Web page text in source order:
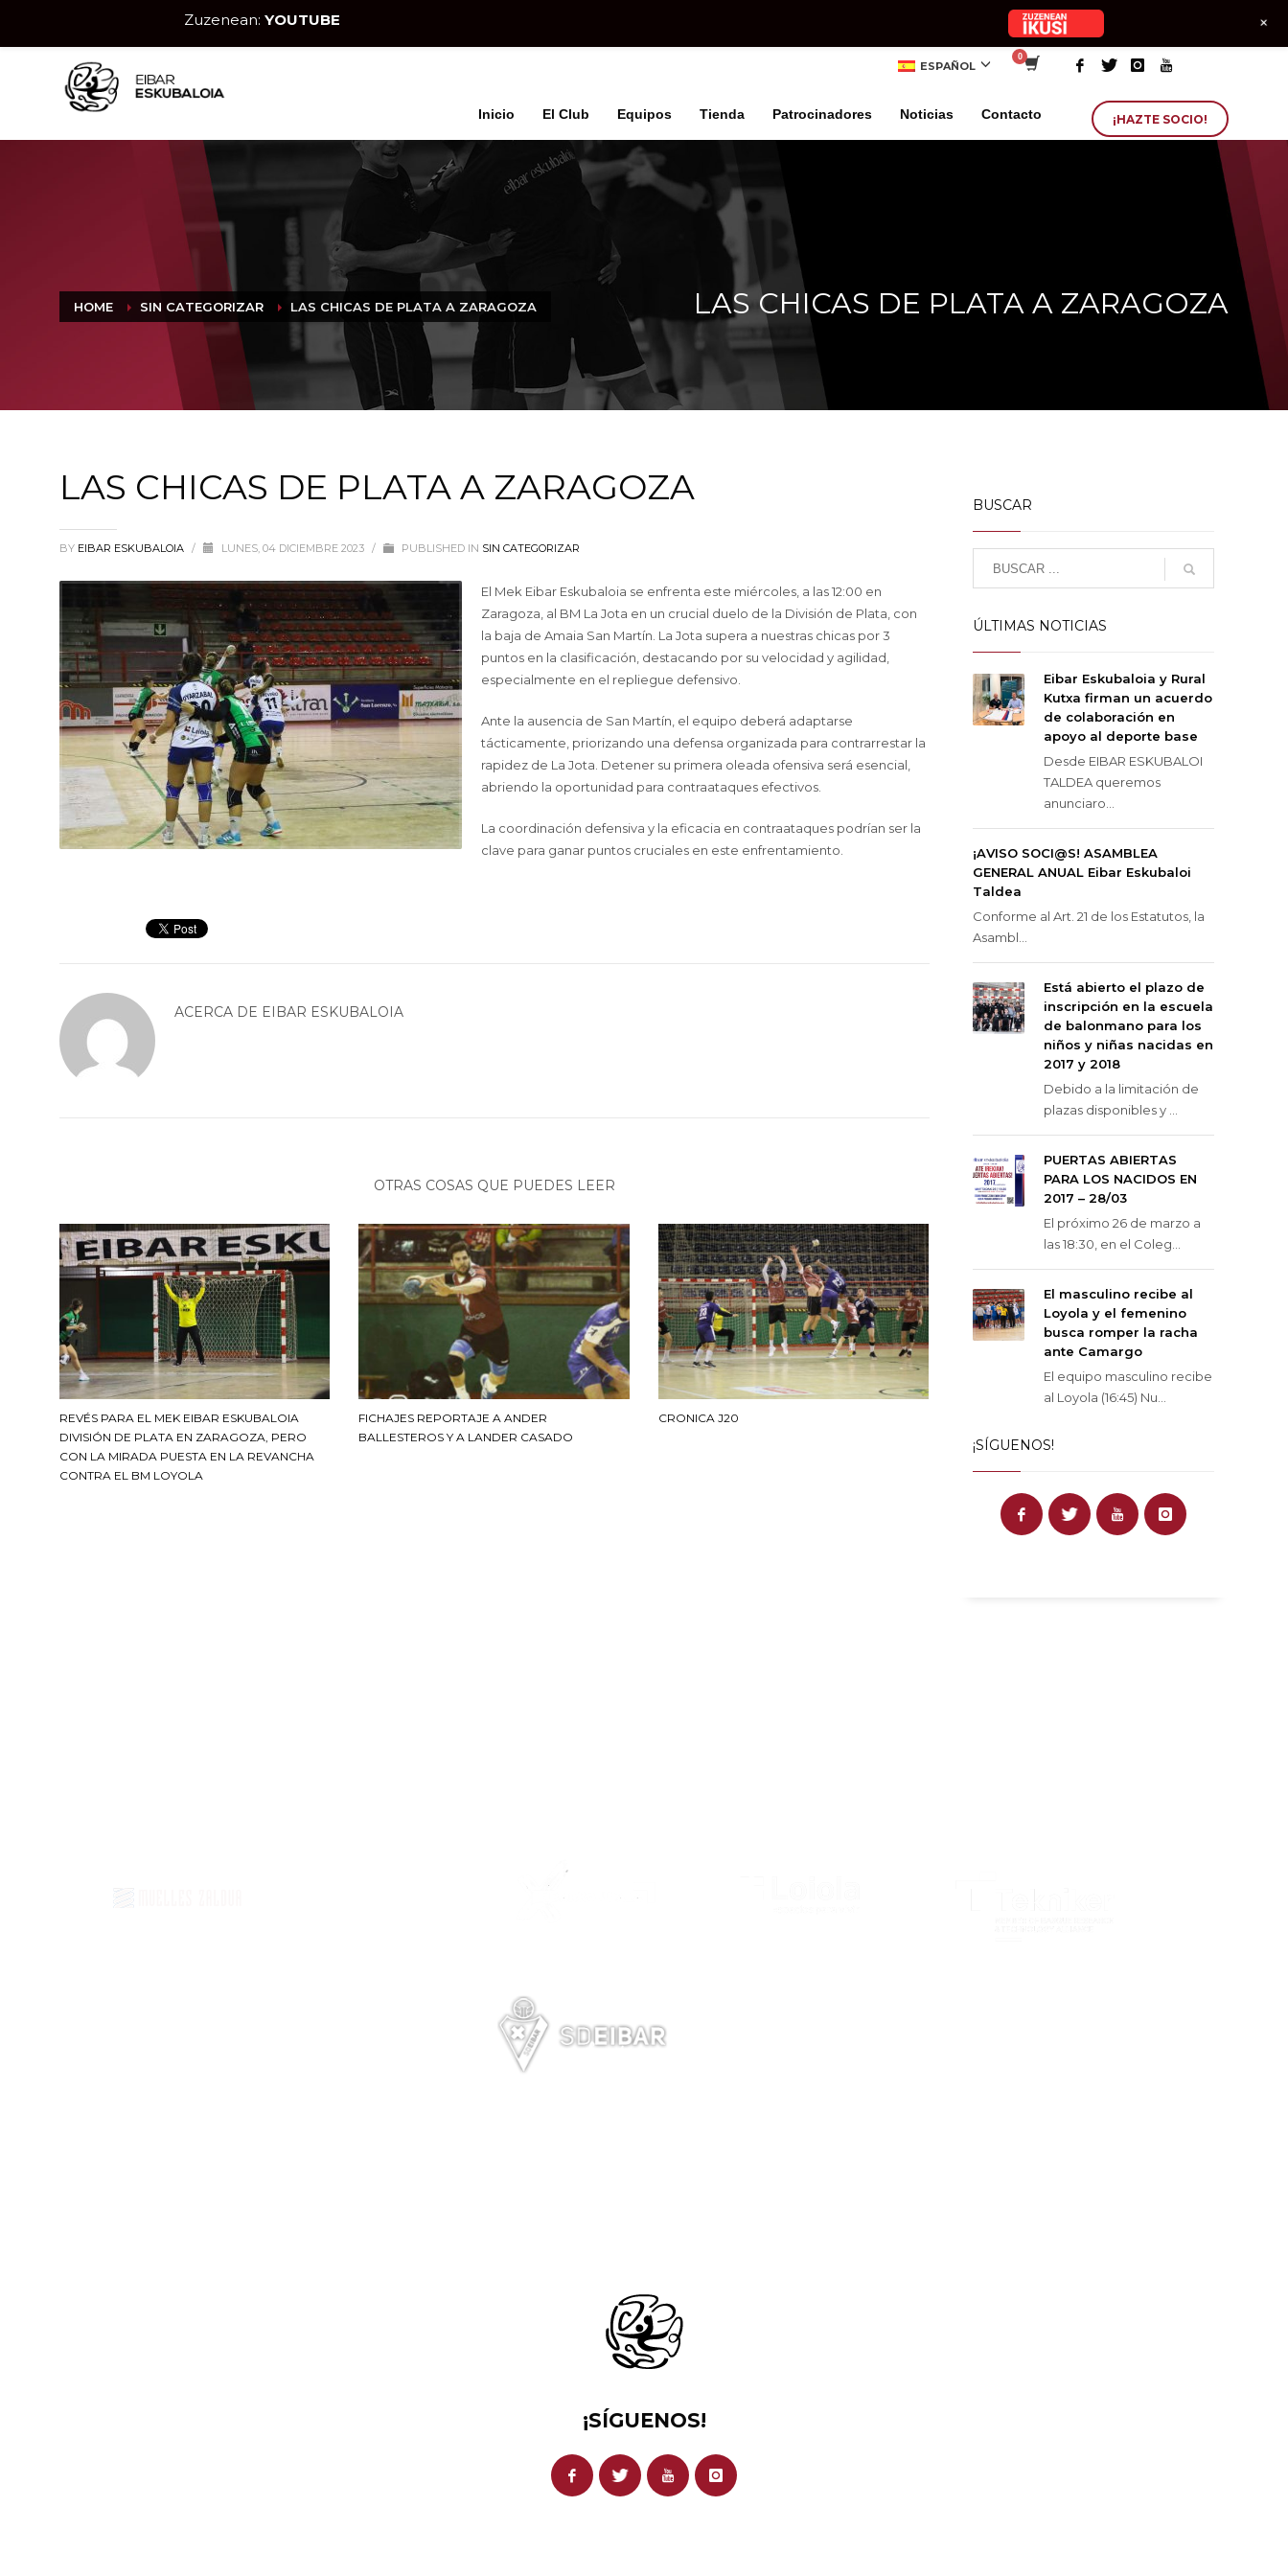
ESPAÑOL
Inicio El Club Equipos Tienda Patrocinadores Noticias Contacto ¡HAZTE SOCIO!
HOME SIN CATEGORIZAR LAS CHICAS DE PLATA A ZARAGOZA LAS CHICAS DE PLATA A ZARAGOZA
LAS CHICAS DE PLATA A ZARAGOZA
BY EIBAR ESKUBALOIA / LUNES, 04 DICIEMBRE 2023 / PUBLISHED IN SIN CATEGORIZAR
El Mek Eibar Eskubaloia se enfrenta este miércoles, a las 12:00 en
Zaragoza, al BM La Jota en un crucial duelo de la División de Plata, con
la baja de Amaia San Martín. La Jota supera a nuestras chicas por 3
puntos en la clasificación, destacando por su velocidad y agilidad,
especialmente en el repliegue defensivo.
Ante la ausencia de San Martín, el equipo deberá adaptarse
tácticamente, priorizando una defensa organizada para contrarrestar la
rapidez de La Jota. Detener su primera oleada ofensiva será esencial,
abriendo la oportunidad para contraataques efectivos.
La coordinación defensiva y la eficacia en contraataques podrían ser la
clave para ganar puntos cruciales en este enfrentamiento.
ACERCA DE EIBAR ESKUBALOIA
OTRAS COSAS QUE PUEDES LEER
REVÉS PARA EL MEK EIBAR ESKUBALOIA
DIVISIÓN DE PLATA EN ZARAGOZA, PERO
CON LA MIRADA PUESTA EN LA REVANCHA
CONTRA EL BM LOYOLA
FICHAJES REPORTAJE A ANDER
BALLESTEROS Y A LANDER CASADO
CRONICA J20
BUSCAR
ÚLTIMAS NOTICIAS
Eibar Eskubaloia y Rural
Kutxa firman un acuerdo
de colaboración en
apoyo al deporte base
Desde EIBAR ESKUBALOI
TALDEA queremos
anunciaro...
¡AVISO SOCI@S! ASAMBLEA
GENERAL ANUAL Eibar Eskubaloi
Taldea
Conforme al Art. 21 de los Estatutos, la
Asambl...
Está abierto el plazo de
inscripción en la escuela
de balonmano para los
niños y niñas nacidas en
2017 y 2018
Debido a la limitación de
plazas disponibles y ...
PUERTAS ABIERTAS
PARA LOS NACIDOS EN
2017 – 28/03
El próximo 26 de marzo a
las 18:30, en el Coleg...
El masculino recibe al
Loyola y el femenino
busca romper la racha
ante Camargo
El equipo masculino recibe
al Loyola (16:45) Nu...
¡SÍGUENOS!
¡SÍGUENOS!
Zuzenean: YOUTUBE +